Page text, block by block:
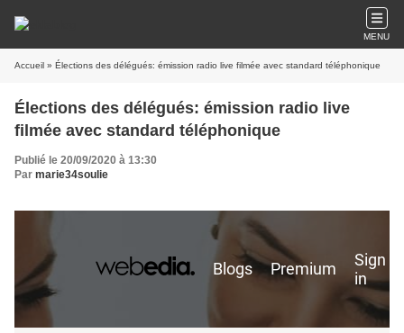
MENU
Accueil » Élections des délégués: émission radio live filmée avec standard téléphonique
Élections des délégués: émission radio live
filmée avec standard téléphonique
Publié le 20/09/2020 à 13:30
Par marie34soulie